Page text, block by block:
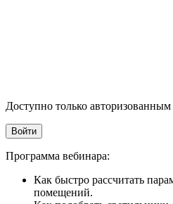
Доступно только авторизованным
Войти
Программа вебинара:
Как быстро рассчитать
помещений.